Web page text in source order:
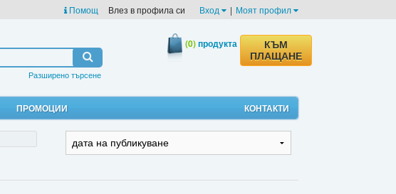
Помощ Влез в профила си Вход | Моят профил
Разширено търсене
(0)продукта
КЪМ
ПЛАЩАНЕ
ПРОМОЦИИ КОНТАКТИ